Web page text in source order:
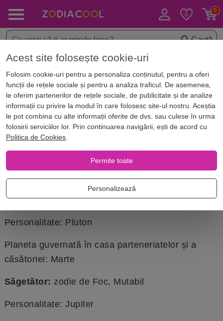
Caută
Acasă Zodii Zodiac european Compatibilitate zodii
Compatibilitatea Scorpion -
Săgetător
Într-o relație plină de pasiune și provocări,
comunicarea sinceră depășește orice diferențe și
Scorpionul:zodie de Apă, Fixă
Personalitate: Pluton
Planeta guvernată în casa parteneriatelor și a
căsătoriei: Marte
Săgetător: zodie de Foc, Mutabil
Personalitate: Jupiter
Acest site folosește cookie-uri
Folosim cookie-uri pentru a personaliza conținutul, pentru a oferi
funcții de rețele sociale și pentru a analiza traficul. De asemenea,
le oferim partenerilor de rețele sociale, de publicitate și de analize
informații cu privire la modul în care folosesc site-ul nostru. Aceștia
le pot combina cu alte informații oferite de dvs. sau culese în urma
folosirii serviciilor lor. Prin continuarea navigării, ești de acord cu
Politica de Cookies.
Permite toate
Personalizează